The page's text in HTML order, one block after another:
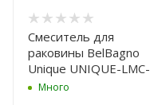
Смеситель для
раковины BelBagno
Unique UNIQUE-LMC-
CRM-W0 без донного
Много